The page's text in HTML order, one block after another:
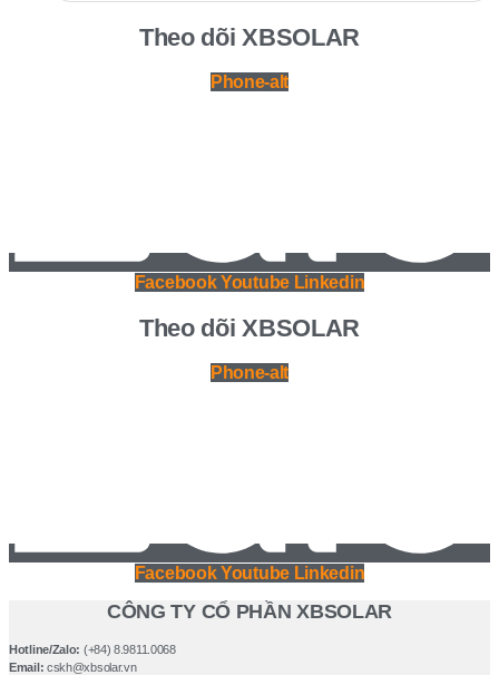
Theo dõi XBSOLAR
Phone-alt
Facebook Youtube Linkedin
Theo dõi XBSOLAR
Phone-alt
Facebook Youtube Linkedin
CÔNG TY CỔ PHẦN XBSOLAR
Hotline/Zalo: (+84) 8.9811.0068
Email: cskh@xbsolar.vn